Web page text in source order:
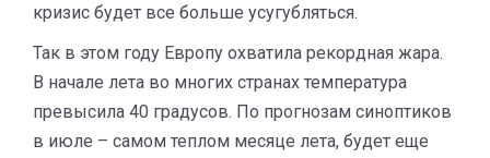
кризис будет все больше усугубляться.
Так в этом году Европу охватила рекордная жара.
В начале лета во многих странах температура
превысила 40 градусов. По прогнозам синоптиков
в июле – самом теплом месяце лета, будет еще